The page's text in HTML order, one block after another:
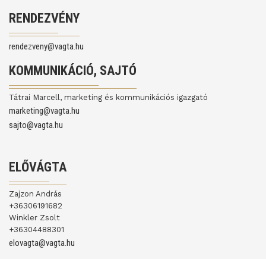
RENDEZVÉNY
rendezveny@vagta.hu
KOMMUNIKÁCIÓ, SAJTÓ
Tátrai Marcell, marketing és kommunikációs igazgató
marketing@vagta.hu
sajto@vagta.hu
ELŐVÁGTA
Zajzon András
+36306191682
Winkler Zsolt
+36304488301
elovagta@vagta.hu